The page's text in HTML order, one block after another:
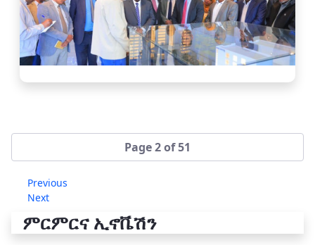
Page 2 of 51
Previous
Next
ምርምርና ኢኖቬሽን